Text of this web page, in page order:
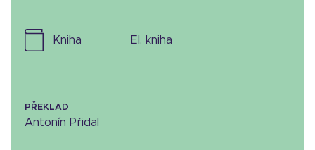
kniha el. kniha
PŘEKLAD
Antonín Přidal